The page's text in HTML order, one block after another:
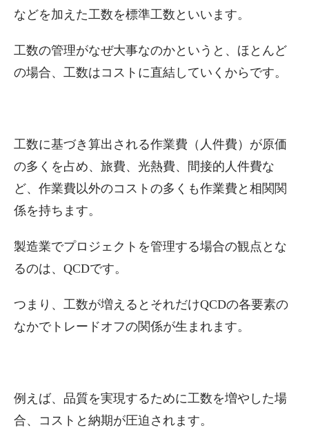
などを加えた工数を標準工数といいます。
工数の管理がなぜ大事なのかというと、ほとんど
の場合、工数はコストに直結していくからです。
工数に基づき算出される作業費（人件費）が原価
の多くを占め、旅費、光熱費、間接的人件費な
ど、作業費以外のコストの多くも作業費と相関関
係を持ちます。
製造業でプロジェクトを管理する場合の観点とな
るのは、QCDです。
つまり、工数が増えるとそれだけQCDの各要素の
なかでトレードオフの関係が生まれます。
例えば、品質を実現するために工数を増やした場
合、コストと納期が圧迫されます。